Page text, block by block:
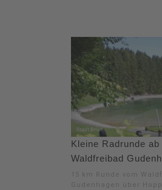
Kleine Radrunde ab
Waldfreibad
15 km Runde vom
Gudenhagen über